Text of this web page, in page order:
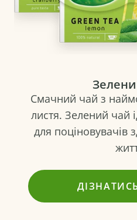
Смачний чай з
листя. Зелений чай
для поціновувачів